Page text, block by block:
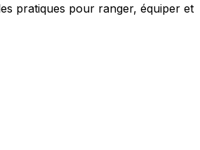
pratiques pour ranger, équiper et